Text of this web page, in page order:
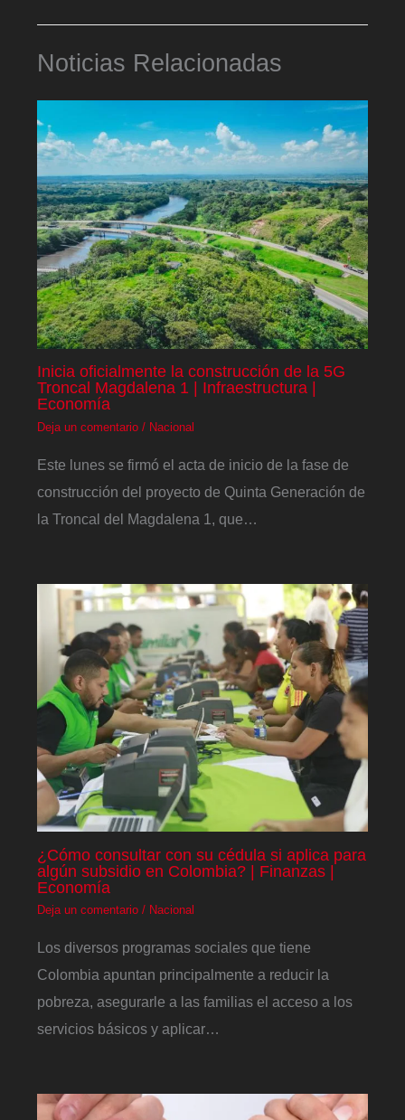
Noticias Relacionadas
Inicia oficialmente la construcción de la 5G
Troncal Magdalena 1 | Infraestructura |
Economía
Deja un comentario / Nacional
Este lunes se firmó el acta de inicio de la fase de
construcción del proyecto de Quinta Generación de
la Troncal del Magdalena 1, que…
¿Cómo consultar con su cédula si aplica para
algún subsidio en Colombia? | Finanzas |
Economía
Deja un comentario / Nacional
Los diversos programas sociales que tiene
Colombia apuntan principalmente a reducir la
pobreza, asegurarle a las familias el acceso a los
servicios básicos y aplicar…